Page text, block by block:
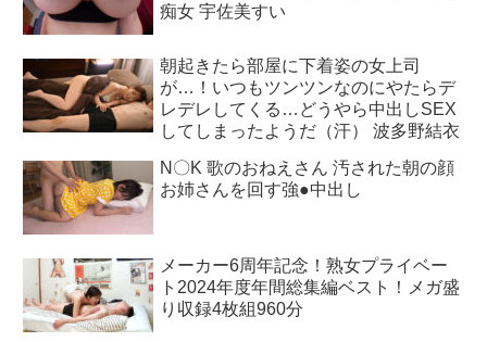
痴女 宇佐美すい
朝起きたら部屋に下着姿の女上司
が…！いつもツンツンなのにやたらデ
レデレしてくる…どうやら中出しSEX
してしまったようだ（汗） 波多野結衣
N〇K 歌のおねえさん 汚された朝の顔
お姉さんを回す強●中出し
メーカー6周年記念！熟女プライベー
ト2024年度年間総集編ベスト！メガ盛
り収録4枚組960分